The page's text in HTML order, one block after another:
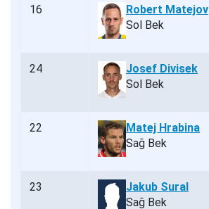
16
Robert Matejov
Sol Bek
24
Josef Divisek
Sol Bek
22
Matej Hrabina
Sağ Bek
23
Jakub Sural
Sağ Bek